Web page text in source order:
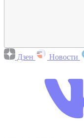
Дзен Новости